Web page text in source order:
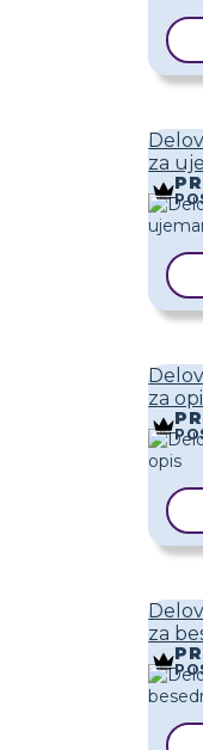
za
za
za